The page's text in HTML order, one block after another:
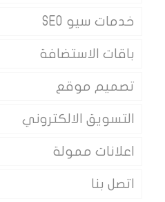
خدمات سيو SEO
باقات الاستضافة
تصميم موقع
التسويق الالكتروني
اعلانات ممولة
اتصل بنا